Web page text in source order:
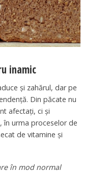
inamic
şi zahărul, dar pe
Din păcate nu
afectaţi, ci şi
în urma proceselor de
de vitamine şi
în mod normal